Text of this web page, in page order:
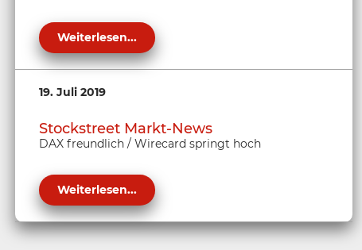
Weiterlesen...
19. Juli 2019
Stockstreet Markt-News
DAX freundlich / Wirecard springt hoch
Weiterlesen...